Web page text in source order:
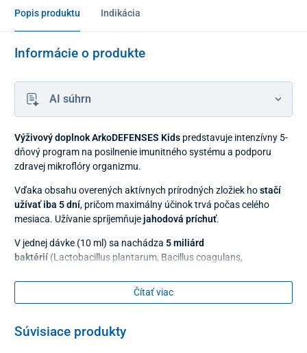
Popis produktu Indikácia
Informácie o produkte
AI súhrn
Výživový doplnok ArkoDEFENSES Kids predstavuje intenzívny 5-
dňový program na posilnenie imunitného systému a podporu
zdravej mikroflóry organizmu.
Vďaka obsahu overených aktívnych prírodných zložiek hostačí
užívať iba 5 dní, pričom maximálny účinok trvá počas celého
mesiaca. Užívanie spríjemňujejahodová príchuť.
V jednej dávke (10 ml) sa nachádza 5 miliárd
baktérií (Lactobacillus plantarum, Bacillus coagulans,
acidophilus),
betaglukán
cerevisiae) 10 mg,
Odporúčané dávkovanie
Čítať viac
Súvisiace produkty